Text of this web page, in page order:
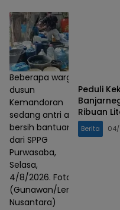
Beberapa warga
dusun
Kemandoran
sedang antri air
bersih bantuan
dari SPPG
Purwasaba,
Selasa,
4/8/2026. Foto :
(Gunawan/Lensa
Nusantara)
Peduli
Ribuan
Berita